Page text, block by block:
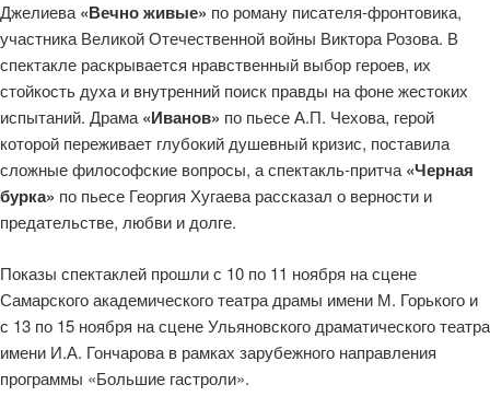
Джелиева «Вечно живые» по роману писателя-фронтовика,
участника Великой Отечественной войны Виктора Розова. В
спектакле раскрывается нравственный выбор героев, их
стойкость духа и внутренний поиск правды на фоне жестоких
испытаний. Драма «Иванов» по пьесе А.П. Чехова, герой
которой переживает глубокий душевный кризис, поставила
сложные философские вопросы, а спектакль-притча «Черная
бурка» по пьесе Георгия Хугаева рассказал о верности и
предательстве, любви и долге.
Показы спектаклей прошли с 10 по 11 ноября на сцене
Самарского академического театра драмы имени М. Горького и
с 13 по 15 ноября на сцене Ульяновского драматического театра
имени И.А. Гончарова в рамках зарубежного направления
программы «Большие гастроли».